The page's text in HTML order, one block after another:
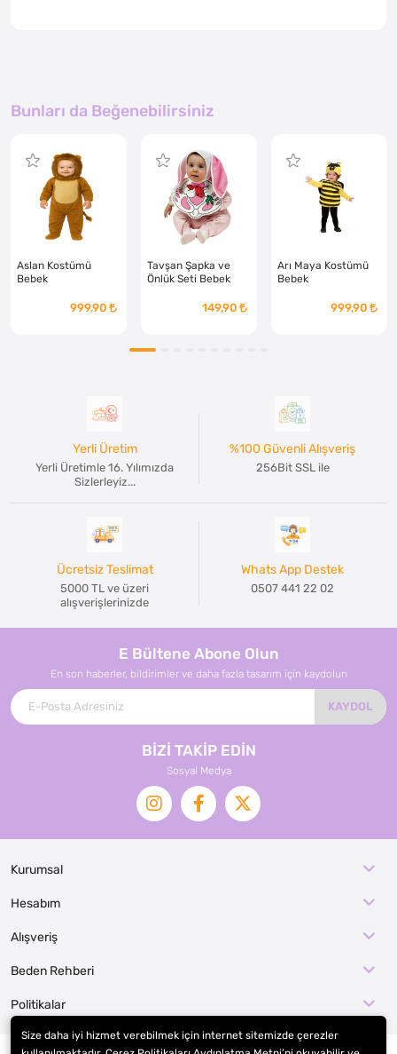
Bunları da Beğenebilirsiniz
Aslan Kostümü
Bebek
999,90
Tavşan Şapka ve
Önlük Seti Bebek
149,90
Arı Maya Kostümü
Bebek
999,90
Yerli Üretim
Yerli Üretimle 16. Yılımızda
Sizlerleyiz...
%100 Güvenli Alışveriş
256Bit SSL ile
Ücretsiz Teslimat
5000 TL ve üzeri
alışverişlerinizde
Whats App Destek
0507 441 22 02
E Bültene Abone Olun
En son haberler, bildirimler ve daha fazla tasarım için kaydolun
KAYDOL
BİZİ TAKİP EDİN
Sosyal Medya
Kurumsal
Hesabım
Alışveriş
Beden Rehberi
Politikalar
Size daha iyi hizmet verebilmek için internet sitemizde çerezler